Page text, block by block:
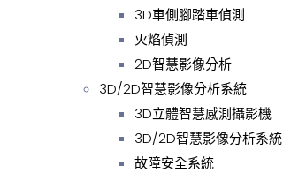
3D車側腳踏車偵測
火焰偵測
2D智慧影像分析
3D/2D智慧影像分析系統
3D立體智慧感測攝影機
3D/2D智慧影像分析系統
故障安全系統